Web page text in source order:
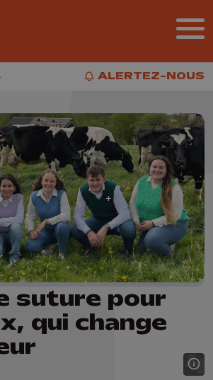
ALERTEZ-NOUS
ALERTEZ-NOUS
suture pour
qui change